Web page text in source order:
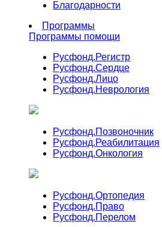
Благодарности
Программы
Программы помощи
Русфонд.Регистр
Русфонд.Сердце
Русфонд.Лицо
Русфонд.Неврология
Русфонд.Позвоночник
Русфонд.Реабилитация
Русфонд.Онкология
Русфонд.Ортопедия
Русфонд.Право
Русфонд.Перелом